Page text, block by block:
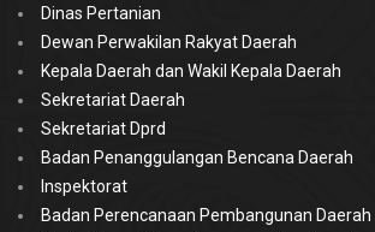
Dinas Pertanian
Dewan Perwakilan Rakyat Daerah
Kepala Daerah dan Wakil Kepala Daerah
Sekretariat Daerah
Sekretariat Dprd
Badan Penanggulangan Bencana Daerah
Inspektorat
Badan Perencanaan Pembangunan Daerah